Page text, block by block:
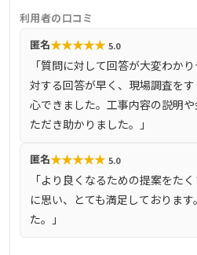
任を持って施工を行っています。
切行わず、お客様のご要望に沿
います。
利用者の口コミ
匿名★★★★★ 5.0
「質問に対して回答が大変わか
対する回答が早く、現場調査を
心できました。工事内容の説明
ただき助かりました。」
匿名★★★★★ 5.0
「より良くなるための提案をた
に思い、とても満足しておりま
た。」